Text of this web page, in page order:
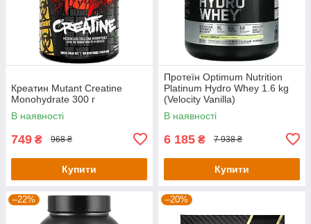
Креатин Mutant Creatine
Monohydrate 300 г
В наявності
749 ₴ 968 ₴
Купити
Протеїн Optimum Nutrition
Platinum Hydro Whey 1.6 kg
(Velocity Vanilla)
В наявності
6 185 ₴ 7 938 ₴
Купити
–22% –20%